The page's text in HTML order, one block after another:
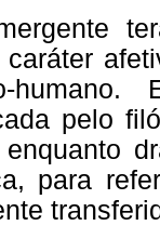
caráter
pelo
para